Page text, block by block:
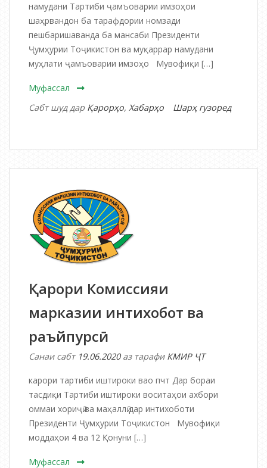
намудани Тартиби ҷамъоварии имзоҳои
шаҳрвандон ба тарафдории номзади
пешбаришаванда ба мансаби Президенти
Ҷумҳурии Тоҷикистон ва муқаррар намудани
муҳлати ҷамъоварии имзоҳо Мувофиқи […]
Муфассал
Сабт шуд дар Қарорҳо, Хабарҳо
Шарҳ гузоред
Комиссияи
марказии
раъйпурсӣ
Қарори Комиссияи
марказии интихобот ва
раъйпурсӣ
Санаи сабт 19.06.2020аз тарафи КМИР ҶТ
карори тартиби иштироки вао пчт Дар бораи
тасдиқи Тартиби иштироки воситаҳои ахбори
оммаи хориҷӣ ва маҳаллӣ дар интихоботи
Президенти Ҷумҳурии Тоҷикистон Мувофиқи
моддаҳои 4 ва 12 Қонуни […]
Муфассал